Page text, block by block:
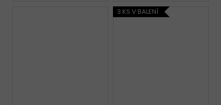
3 KS V BALENÍ